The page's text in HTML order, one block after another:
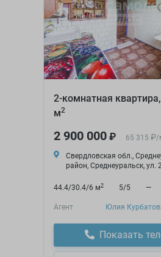
2-комнатная
м2
2 900 000₽ 65 315 ₽/
Свердловская обл.,
район, Среднеуральск, ул.
44.4/30.4/6 м2 5/5 —
Агент Юлия
Показать